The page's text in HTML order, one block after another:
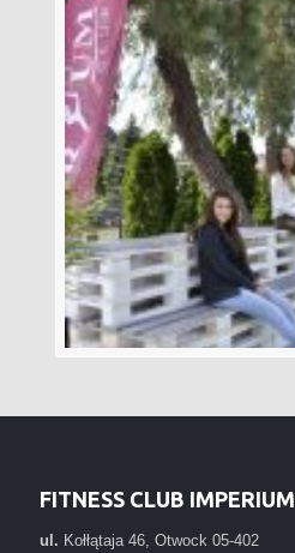
FITNESS CLUB IMPERIUM
ul. Kołłątaja 46, Otwock 05-402